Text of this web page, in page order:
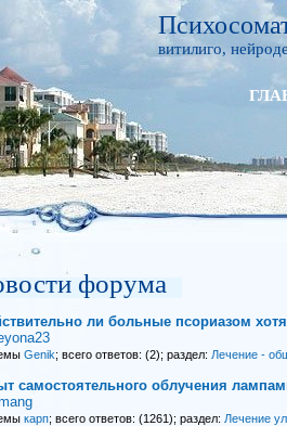
витилиго,
форума
ли больные псориазом
Genik; всего ответов: (2); раздел: Лечение -
самостоятельного облучения
карп; всего ответов: (1261); раздел: Лечение